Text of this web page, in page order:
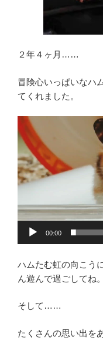
２年４ヶ月……
冒険心いっぱいなハ
てくれました。
動
画
プ
レ
ー
ー
00:00
ハムたむ虹の向こう
ん遊んで過ごしてね。
そして……
たくさんの思い出を